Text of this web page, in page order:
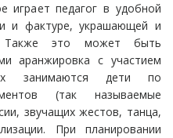
играет педагог в удобной
и фактуре, украшающей и
Также это может быть
аранжировка с участием
занимаются дети по
(так называемые
звучащих жестов, танца,
При планировании